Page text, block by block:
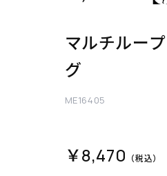
マルチルー
グ
ME16405
￥8,470